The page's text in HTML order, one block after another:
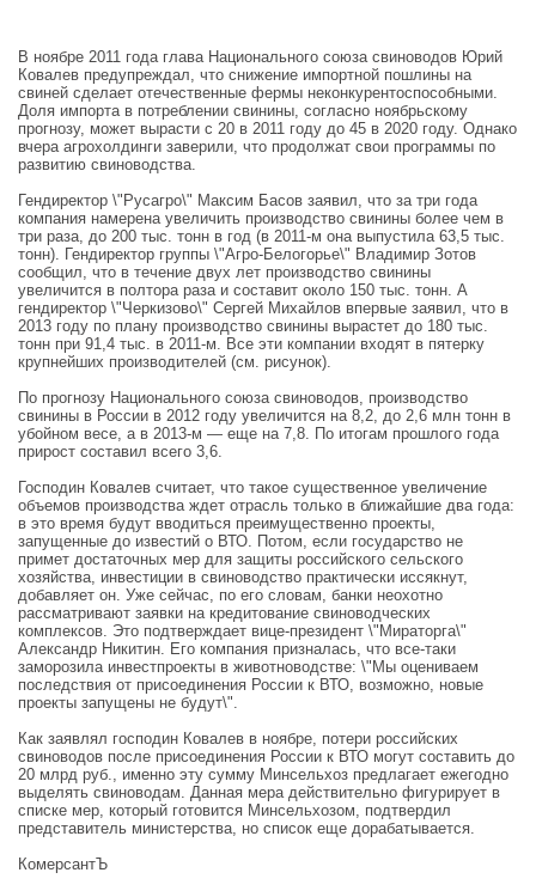
В ноябре 2011 года глава Национального союза свиноводов Юрий
Ковалев предупреждал, что снижение импортной пошлины на
свиней сделает отечественные фермы неконкурентоспособными.
Доля импорта в потреблении свинины, согласно ноябрьскому
прогнозу, может вырасти с 20 в 2011 году до 45 в 2020 году. Однако
вчера агрохолдинги заверили, что продолжат свои программы по
развитию свиноводства.
Гендиректор \"Русагро\" Максим Басов заявил, что за три года
компания намерена увеличить производство свинины более чем в
три раза, до 200 тыс. тонн в год (в 2011-м она выпустила 63,5 тыс.
тонн). Гендиректор группы \"Агро-Белогорье\" Владимир Зотов
сообщил, что в течение двух лет производство свинины
увеличится в полтора раза и составит около 150 тыс. тонн. А
гендиректор \"Черкизово\" Сергей Михайлов впервые заявил, что в
2013 году по плану производство свинины вырастет до 180 тыс.
тонн при 91,4 тыс. в 2011-м. Все эти компании входят в пятерку
крупнейших производителей (см. рисунок).
По прогнозу Национального союза свиноводов, производство
свинины в России в 2012 году увеличится на 8,2, до 2,6 млн тонн в
убойном весе, а в 2013-м — еще на 7,8. По итогам прошлого года
прирост составил всего 3,6.
Господин Ковалев считает, что такое существенное увеличение
объемов производства ждет отрасль только в ближайшие два года:
в это время будут вводиться преимущественно проекты,
запущенные до известий о ВТО. Потом, если государство не
примет достаточных мер для защиты российского сельского
хозяйства, инвестиции в свиноводство практически иссякнут,
добавляет он. Уже сейчас, по его словам, банки неохотно
рассматривают заявки на кредитование свиноводческих
комплексов. Это подтверждает вице-президент \"Мираторга\"
Александр Никитин. Его компания призналась, что все-таки
заморозила инвестпроекты в животноводстве: \"Мы оцениваем
последствия от присоединения России к ВТО, возможно, новые
проекты запущены не будут\".
Как заявлял господин Ковалев в ноябре, потери российских
свиноводов после присоединения России к ВТО могут составить до
20 млрд руб., именно эту сумму Минсельхоз предлагает ежегодно
выделять свиноводам. Данная мера действительно фигурирует в
списке мер, который готовится Минсельхозом, подтвердил
представитель министерства, но список еще дорабатывается.
КомерсантЪ